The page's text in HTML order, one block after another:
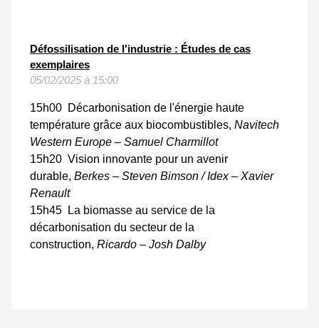
Défossilisation de l'industrie : Études de cas
exemplaires
05/02/2025 à 15:00
15h00 Décarbonisation de l'énergie haute
température grâce aux biocombustibles, Navitech
Western Europe – Samuel Charmillot
15h20 Vision innovante pour un avenir
durable, Berkes – Steven Bimson / Idex – Xavier
Renault
15h45 La biomasse au service de la
décarbonisation du secteur de la
construction, Ricardo – Josh Dalby